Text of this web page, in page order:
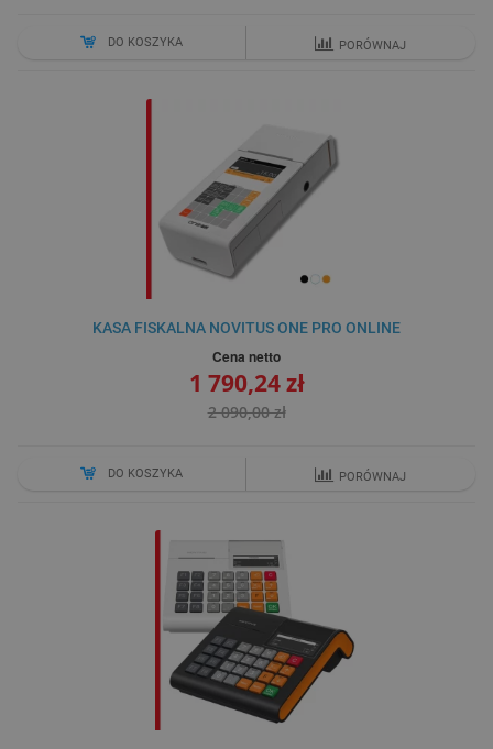
DO KOSZYKA PORÓWNAJ
KASA FISKALNA NOVITUS ONE PRO ONLINE
Cena netto
1 790,24 zł
2 090,00 zł
DO KOSZYKA PORÓWNAJ